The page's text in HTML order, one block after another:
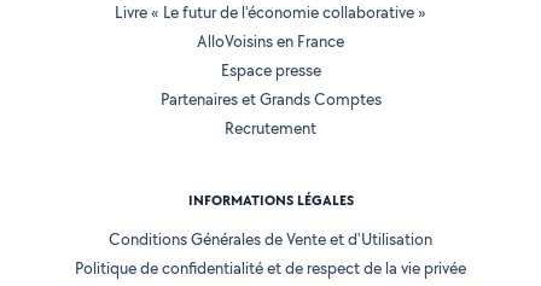
Livre « Le futur de l'économie collaborative »
AlloVoisins en France
Espace presse
Partenaires et Grands Comptes
Recrutement
INFORMATIONS LÉGALES
Conditions Générales de Vente et d'Utilisation
Politique de confidentialité et de respect de la vie privée